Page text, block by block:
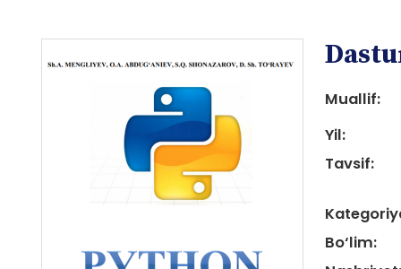
Muallif:
Yil:
Tavsif:
Bo‘lim: